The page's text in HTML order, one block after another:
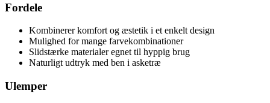
Fordele
Kombinerer komfort og æstetik i et enkelt design
Mulighed for mange farvekombinationer
Slidstærke materialer egnet til hyppig brug
Naturligt udtryk med ben i asketræ
Ulemper